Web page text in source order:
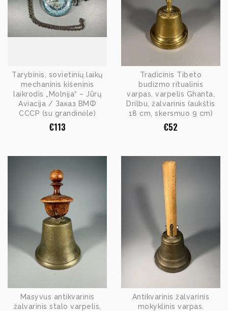
Tarybinis, sovietinių laikų
mechaninis kišeninis
laikrodis „Molnija“ – Jūrų
Aviacija / Заказ ВМФ
СССР (su grandinėle)
€113
Tradicinis Tibeto
budizmo ritualinis
varpas, varpelis Ghanta,
Drilbu, žalvarinis (aukštis
18 cm, skersmuo 9 cm)
€52
Masyvus antikvarinis
žalvarinis stalo varpelis,
Antikvarinis žalvarinis
mokyklinis varpas,